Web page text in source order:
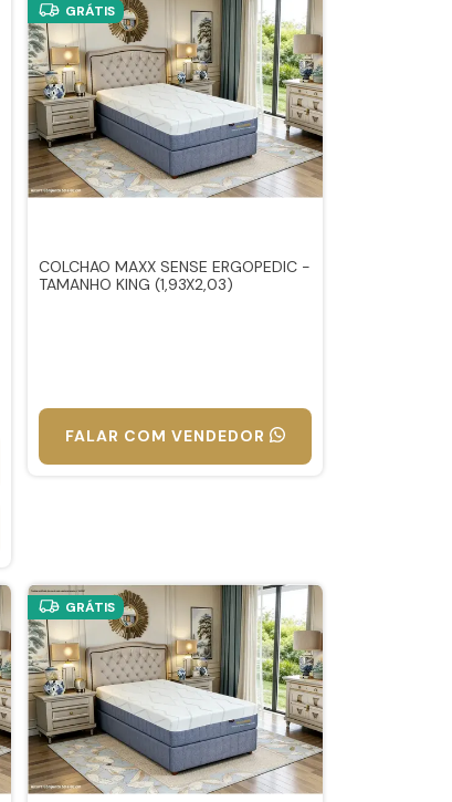
GRÁTIS
COLCHAO MAXX SENSE ERGOPEDIC -
TAMANHO KING (1,93X2,03)
FALAR COM VENDEDOR
GRÁTIS